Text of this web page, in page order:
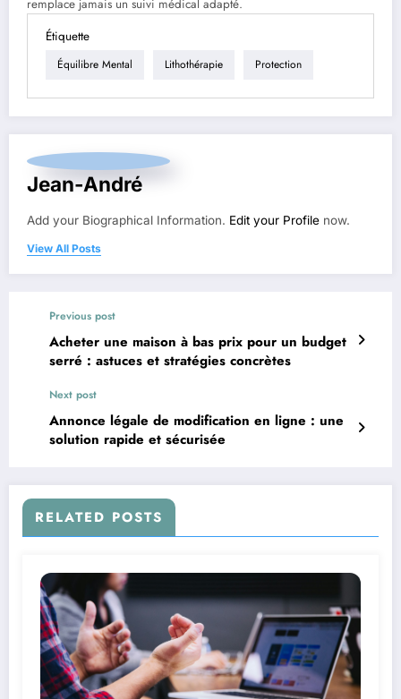
remplace jamais un suivi médical adapté.
Étiquette
Équilibre Mental Lithothérapie Protection
Jean-André
Add your Biographical Information. Edit your Profile now.
View All Posts
Previous post
Acheter une maison à bas prix pour un budget
serré : astuces et stratégies concrètes
Next post
Annonce légale de modification en ligne : une
solution rapide et sécurisée
RELATED POSTS